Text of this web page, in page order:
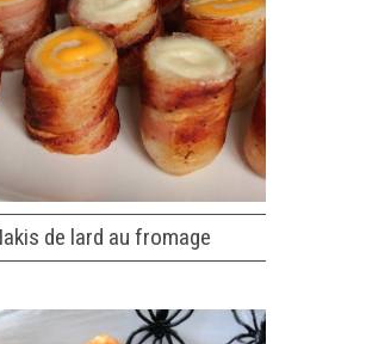
de lard au fromage